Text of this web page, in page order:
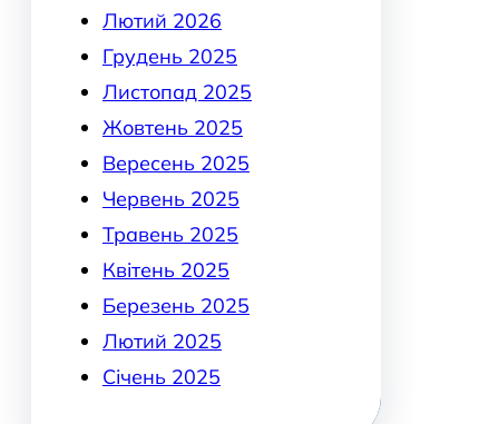
Лютий 2026
Грудень 2025
Листопад 2025
Жовтень 2025
Вересень 2025
Червень 2025
Травень 2025
Квітень 2025
Березень 2025
Лютий 2025
Січень 2025